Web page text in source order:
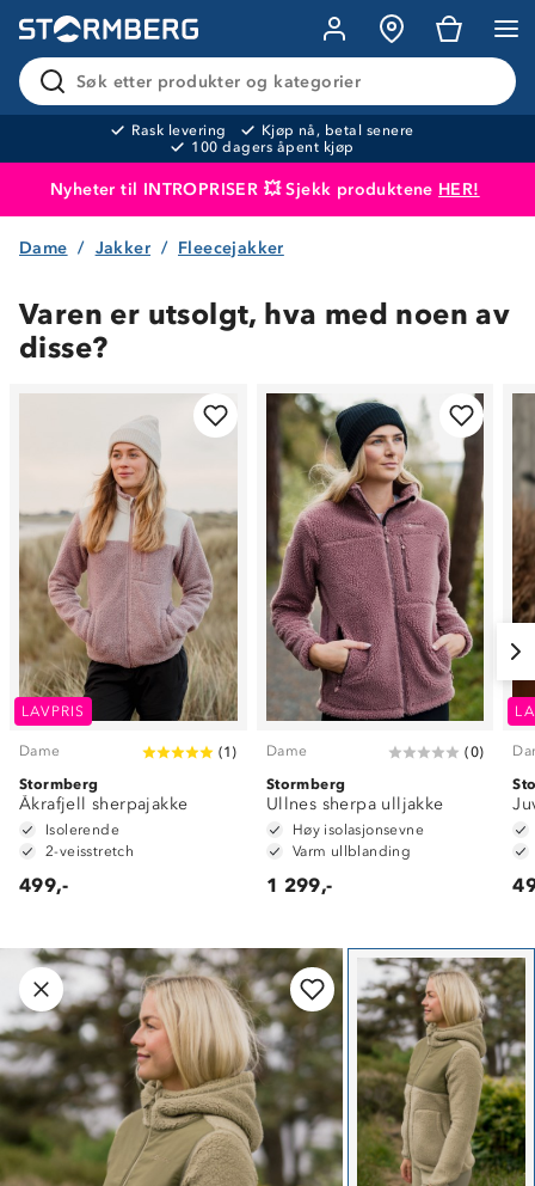
Søk etter produkter og kategorier
Rask levering
Kjøp nå, betal senere
100 dagers åpent kjøp
Nyheter til INTROPRISER 💥 Sjekk produktene HER!
Produktet er lagt i handlekurven
Dame Jakker Fleecejakker
Varen er utsolgt, hva med noen av
disse?
LAVPRIS
Dame (1 )
Stormberg
Åkrafjell sherpajakke
Isolerende
2-veisstretch
499,-
Dame (0)
Stormberg
Ullnes sherpa ulljakke
Høy isolasjonsevne
Varm ullblanding
1 299,-